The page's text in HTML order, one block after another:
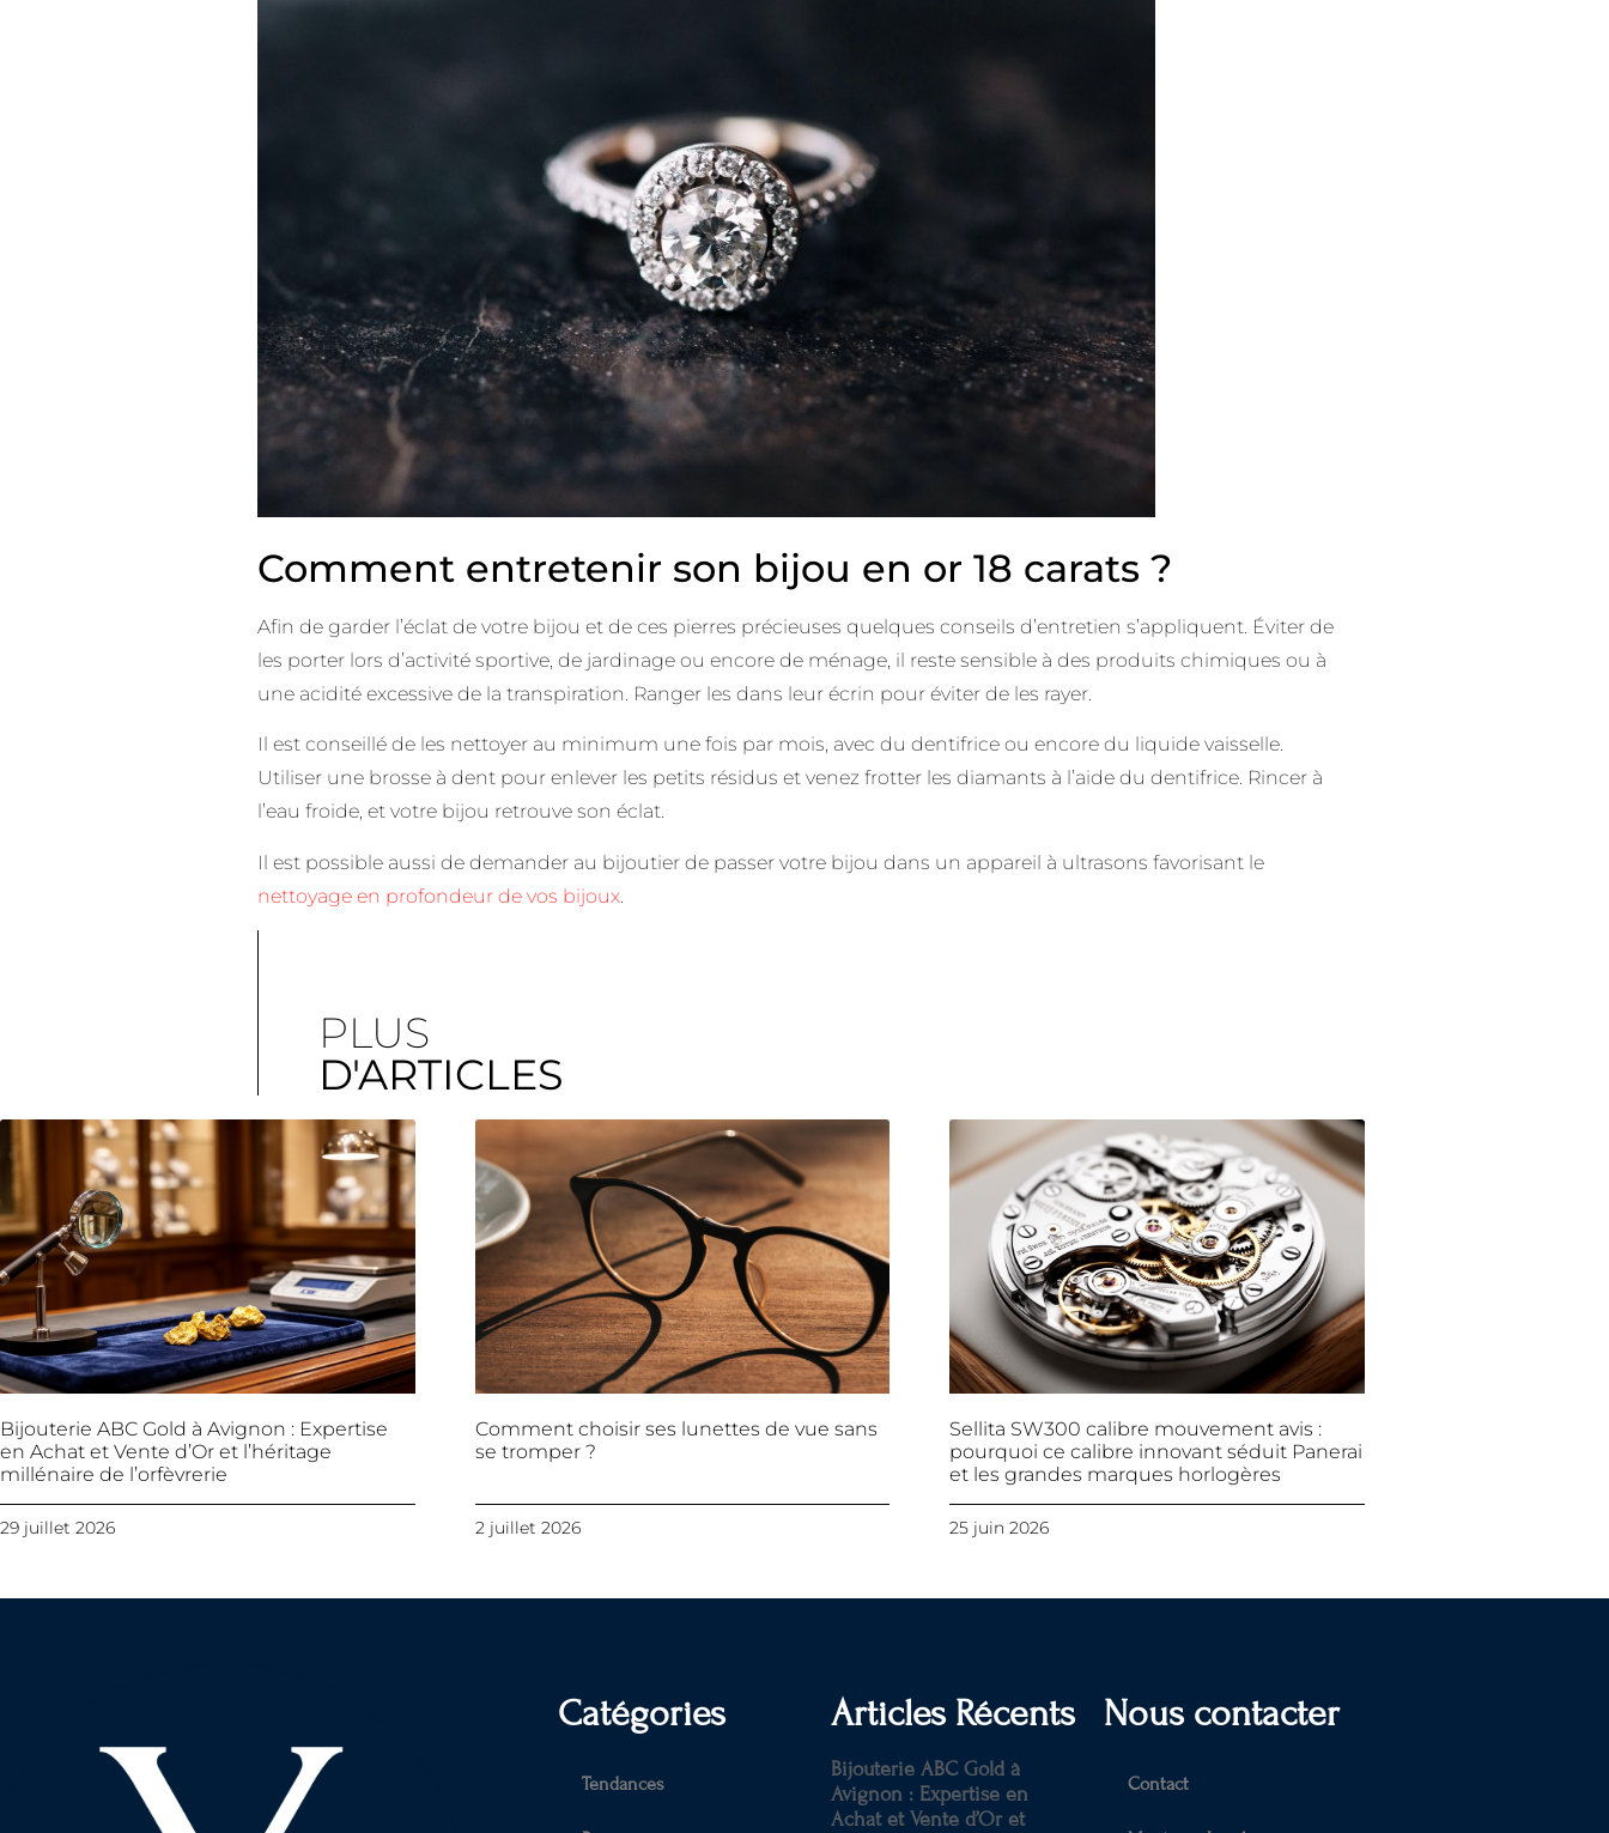
Comment entretenir son bijou en or 18 carats ?
Afin de garder l’éclat de votre bijou et de ces pierres précieuses quelques conseils d’entretien s’appliquent. Éviter de
les porter lors d’activité sportive, de jardinage ou encore de ménage, il reste sensible à des produits chimiques ou à
une acidité excessive de la transpiration. Ranger les dans leur écrin pour éviter de les rayer.
Il est conseillé de les nettoyer au minimum une fois par mois, avec du dentifrice ou encore du liquide vaisselle.
Utiliser une brosse à dent pour enlever les petits résidus et venez frotter les diamants à l’aide du dentifrice. Rincer à
l’eau froide, et votre bijou retrouve son éclat.
Il est possible aussi de demander au bijoutier de passer votre bijou dans un appareil à ultrasons favorisant le
nettoyage en profondeur de vos bijoux
PLUS
D'ARTICLES
Bijouterie ABC Gold à Avignon : Expertise
en Achat et Vente d’Or et l’héritage
millénaire de l’orfèvrerie
29 juillet 2026
Comment choisir ses lunettes de vue sans
se tromper ?
2 juillet 2026
Sellita SW300 calibre mouvement avis :
pourquoi ce calibre innovant séduit Panerai
et les grandes marques horlogères
25 juin 2026
Catégories
Tendances
Articles Récents
Bijouterie ABC Gold à
Avignon : Expertise en
Achat et Vente d’Or et
Nous contacter
Contact